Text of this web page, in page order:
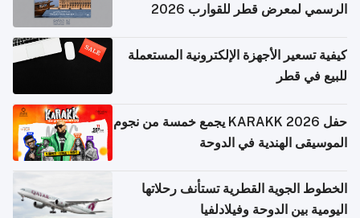
الرسمي لمعرض قطر للقوارب 2026
كيفية تسعير الأجهزة الإلكترونية المستعملة
للبيع في قطر
حفل KARAKK 2026 يجمع خمسة من نجوم
الموسيقى الهندية في الدوحة
الخطوط الجوية القطرية تستأنف رحلاتها
اليومية بين الدوحة وفيلادلفيا